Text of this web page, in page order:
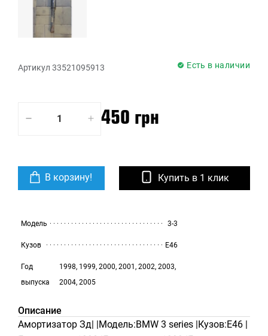
Артикул 33521095913 Есть в наличии
450 грн
В корзину! Купить в 1 клик
Модель 3-3
Кузов E46
Год
выпуска
1998, 1999, 2000, 2001, 2002, 2003,
2004, 2005
Описание
Амортизатор Зд| |Модель:BMW 3 series |Кузов:E46 |